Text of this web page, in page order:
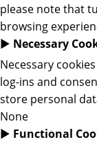
please note that
browsing
► Necessary
Necessary
log-ins and
store personal
None
► Functional